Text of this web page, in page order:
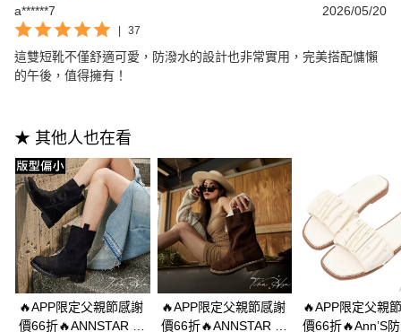
a******7
2026/05/20
37
這雙短靴不僅舒適可愛，防潑水的設計也非常實用，完美搭配慵懶
的午後，值得擁有！
★ 其他人也在看
🔥APP限定父親節感謝
價66折🔥ANNSTAR 晞
🔥APP限定父親節感謝
價66折🔥ANNSTAR 晞
🔥APP限定父親
價66折🔥Ann’S